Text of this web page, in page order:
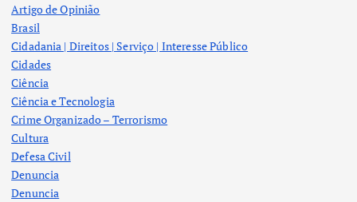
Artigo de Opinião
Brasil
Cidadania | Direitos | Serviço | Interesse Público
Cidades
Ciência
Ciência e Tecnologia
Crime Organizado – Terrorismo
Cultura
Defesa Civil
Denuncia
Denuncia